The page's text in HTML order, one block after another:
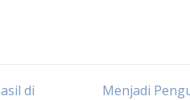
di
Menjadi